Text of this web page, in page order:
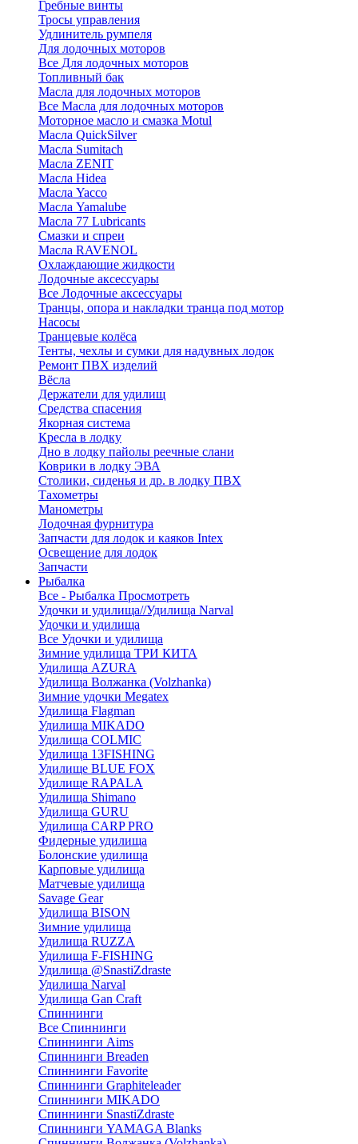
Гребные винты
Тросы управления
Удлинитель румпеля
Для лодочных моторов
Все Для лодочных моторов
Топливный бак
Масла для лодочных моторов
Все Масла для лодочных моторов
Моторное масло и смазка Motul
Масла QuickSilver
Масла Sumitach
Масла ZENIT
Масла Hidea
Масла Yacco
Масла Yamalube
Масла 77 Lubricants
Смазки и спреи
Масла RAVENOL
Охлаждающие жидкости
Лодочные аксессуары
Все Лодочные аксессуары
Транцы, опора и накладки транца под мотор
Насосы
Транцевые колёса
Тенты, чехлы и сумки для надувных лодок
Ремонт ПВХ изделий
Вёсла
Держатели для удилищ
Средства спасения
Якорная система
Кресла в лодку
Дно в лодку пайолы реечные слани
Коврики в лодку ЭВА
Столики, сиденья и др. в лодку ПВХ
Тахометры
Манометры
Лодочная фурнитура
Запчасти для лодок и каяков Intex
Освещение для лодок
Запчасти
Рыбалка
Все - Рыбалка Просмотреть
Удочки и удилища//Удилища Narval
Удочки и удилища
Все Удочки и удилища
Зимние удилища ТРИ КИТА
Удилища AZURA
Удилища Волжанка (Volzhanka)
Зимние удочки Megatex
Удилища Flagman
Удилища MIKADO
Удилища COLMIC
Удилища 13FISHING
Удилище BLUE FOX
Удилище RAPALA
Удилища Shimano
Удилища GURU
Удилища CARP PRO
Фидерные удилища
Болонские удилища
Карповые удилища
Матчевые удилища
Savage Gear
Удилища BISON
Зимние удилища
Удилища RUZZA
Удилища F-FISHING
Удилища @SnastiZdraste
Удилища Narval
Удилища Gan Craft
Спиннинги
Все Спиннинги
Спиннинги Aims
Спиннинги Breaden
Спиннинги Favorite
Спиннинги Graphiteleader
Спиннинги MIKADO
Спиннинги SnastiZdraste
Спиннинги YAMAGA Blanks